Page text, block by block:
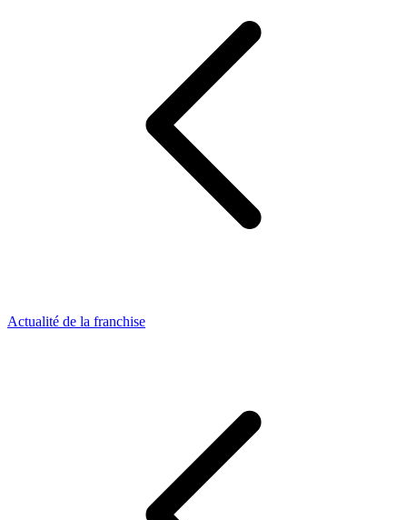
Actualité de la franchise